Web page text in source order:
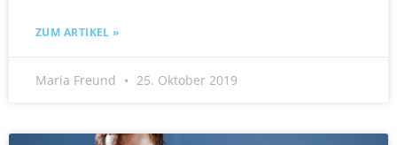
ZUM ARTIKEL »
Maria Freund 25. Oktober 2019